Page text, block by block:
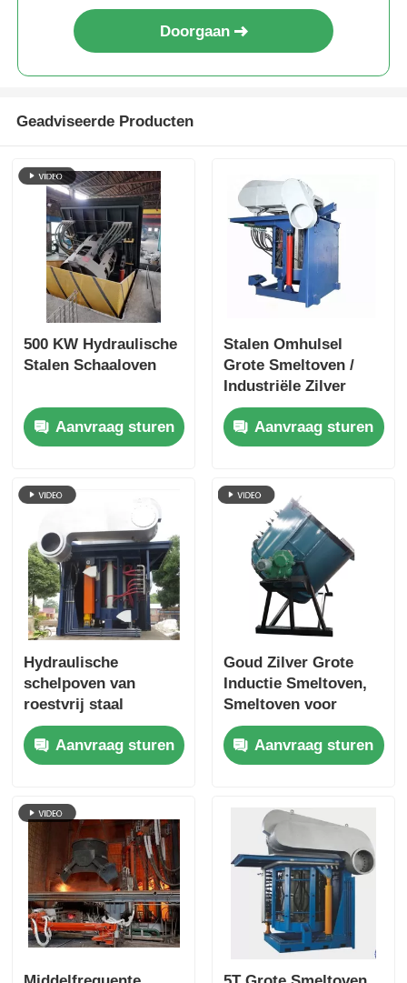
Doorgaan
Geadviseerde Producten
500 KW Hydraulische
Stalen Schaaloven
Aanvraag sturen
Stalen Omhulsel
Grote Smeltoven /
Industriële Zilver
Smeltapparatuur
1400KWAanvraag sturen
Hydraulische
schelpoven van
roestvrij staal
Aanvraag sturen
Goud Zilver Grote
Inductie Smeltoven,
Smeltoven voor
Edelmetalen
Aanvraag sturen